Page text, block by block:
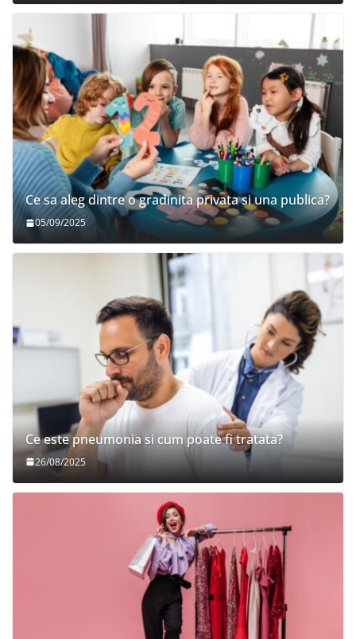
Ce sa aleg dintre o gradinita privata si una publica?
05/09/2025
Ce este pneumonia si cum poate fi tratata?
26/08/2025